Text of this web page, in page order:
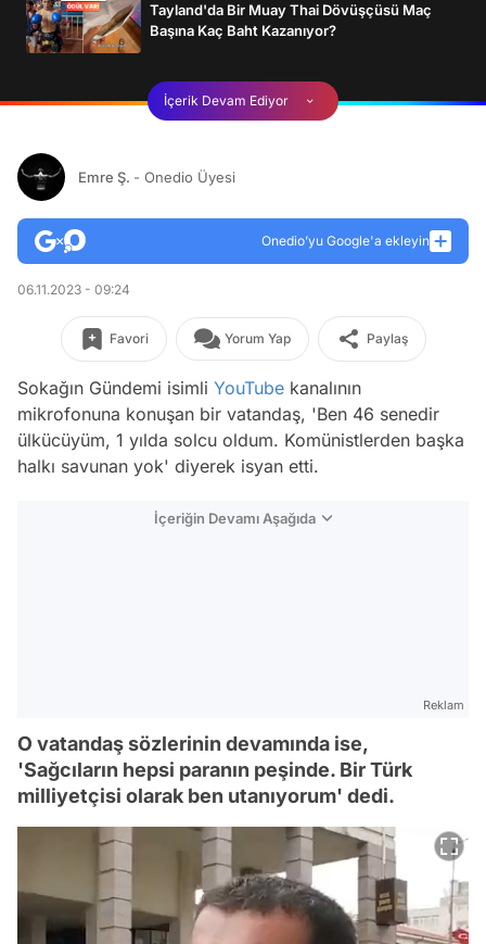
Tayland'da Bir Muay Thai Dövüşçüsü Maç
Başına Kaç Baht Kazanıyor?
İçerik Devam Ediyor
Emre Ş. - Onedio Üyesi
Onedio’yu Google'a ekleyin
06.11.2023 - 09:24
Favori Yorum Yap Paylaş
Sokağın Gündemi isimli YouTube kanalının
mikrofonuna konuşan bir vatandaş, 'Ben 46 senedir
ülkücüyüm, 1 yılda solcu oldum. Komünistlerden başka
halkı savunan yok' diyerek isyan etti.
İçeriğin Devamı Aşağıda
Reklam
O vatandaş sözlerinin devamında ise,
'Sağcıların hepsi paranın peşinde. Bir Türk
milliyetçisi olarak ben utanıyorum' dedi.